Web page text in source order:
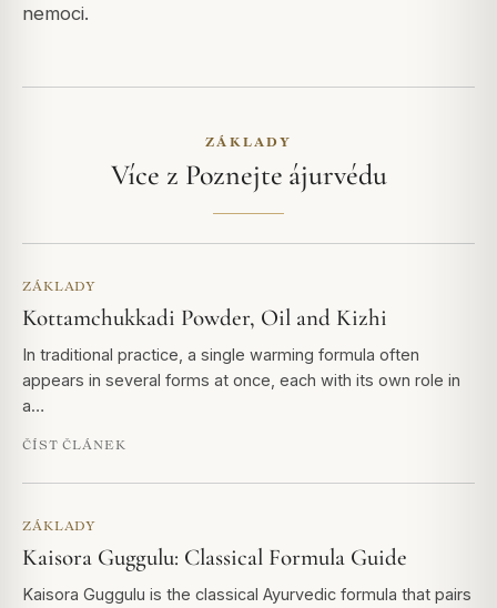
nemoci.
ZÁKLADY
Více z Poznejte ájurvédu
ZÁKLADY
Kottamchukkadi Powder, Oil and Kizhi
In traditional practice, a single warming formula often
appears in several forms at once, each with its own role in
a…
ČÍST ČLÁNEK
ZÁKLADY
Kaisora Guggulu: Classical Formula Guide
Kaisora Guggulu is the classical Ayurvedic formula that pairs